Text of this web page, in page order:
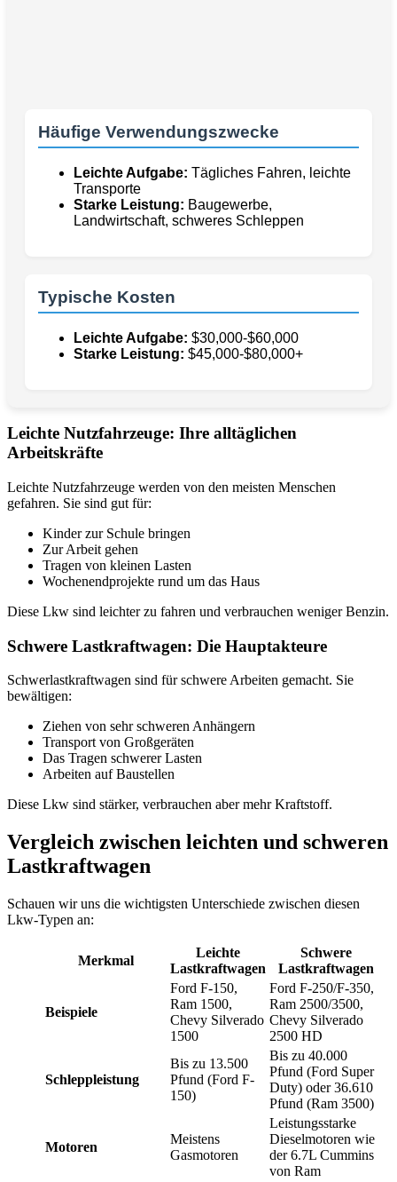
Häufige Verwendungszwecke
Leichte Aufgabe: Tägliches Fahren, leichte
Transporte
Starke Leistung: Baugewerbe,
Landwirtschaft, schweres Schleppen
Typische Kosten
Leichte Aufgabe: $30,000-$60,000
Starke Leistung: $45,000-$80,000+
Leichte Nutzfahrzeuge: Ihre alltäglichen
Arbeitskräfte
Leichte Nutzfahrzeuge werden von den meisten Menschen
gefahren. Sie sind gut für:
Kinder zur Schule bringen
Zur Arbeit gehen
Tragen von kleinen Lasten
Wochenendprojekte rund um das Haus
Diese Lkw sind leichter zu fahren und verbrauchen weniger Benzin.
Schwere Lastkraftwagen: Die Hauptakteure
Schwerlastkraftwagen sind für schwere Arbeiten gemacht. Sie
bewältigen:
Ziehen von sehr schweren Anhängern
Transport von Großgeräten
Das Tragen schwerer Lasten
Arbeiten auf Baustellen
Diese Lkw sind stärker, verbrauchen aber mehr Kraftstoff.
Vergleich zwischen leichten und schweren
Lastkraftwagen
Schauen wir uns die wichtigsten Unterschiede zwischen diesen
Lkw-Typen an:
Merkmal
Leichte
Lastkraftwagen
Schwere
Lastkraftwagen
Beispiele
Ford F-150,
Ram 1500,
Chevy Silverado
1500
Ford F-250/F-350,
Ram 2500/3500,
Chevy Silverado
2500 HD
Schleppleistung
Bis zu 13.500
Pfund (Ford F-
150)
Bis zu 40.000
Pfund (Ford Super
Duty) oder 36.610
Pfund (Ram 3500)
Motoren
Meistens
Gasmotoren
Leistungsstarke
Dieselmotoren wie
der 6.7L Cummins
von Ram